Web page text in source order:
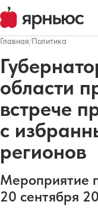
Главная/Политика
области
встрече
с
регионов
​Мероприятие
20 сентября